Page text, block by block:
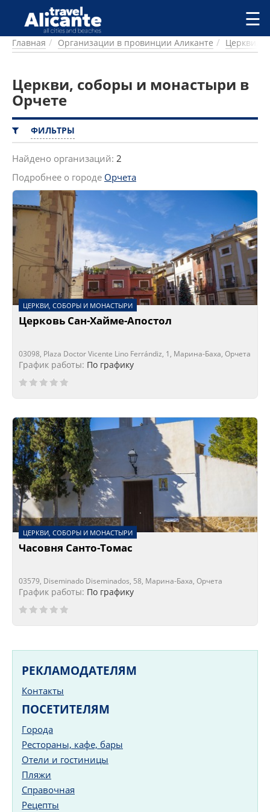
Перейти к основному содержанию
ГОРОДА
ПИТАНИЕ
ПРОЖИВАНИЕ
ПЛЯЖИ
ДОСТОПРИМЕЧАТЕЛЬНОСТИ
КЕМПИНГ
КОМАРКИ (РАЙОНЫ)
РЕЦЕПТЫ
ПРЕДЛОЖЕНИЯ
СТАТЬИ
УСЛУГИ
☰
Главная Организации в провинции Аликанте Церкви,
Церкви, соборы и монастыри в
Орчете
ФИЛЬТРЫ
Найдено организаций: 2
Подробнее о городе Орчета
ЦЕРКВИ, СОБОРЫ И МОНАСТЫРИ
Церковь Сан-Хайме-Апостол
03098, Plaza Doctor Vicente Lino Ferrándiz, 1, Марина-Баха, Орчета
График работы: По графику
ЦЕРКВИ, СОБОРЫ И МОНАСТЫРИ
Часовня Санто-Томас
03579, Diseminado Diseminados, 58, Марина-Баха, Орчета
График работы: По графику
РЕКЛАМОДАТЕЛЯМ
Контакты
ПОСЕТИТЕЛЯМ
Города
Рестораны, кафе, бары
Отели и гостиницы
Пляжи
Справочная
Рецепты